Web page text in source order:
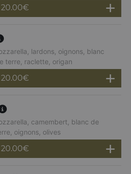
20.00€
lardons, oignons, blanc
terre, raclette, origan
20.00€
camembert, blanc de
oignons, olives
20.00€